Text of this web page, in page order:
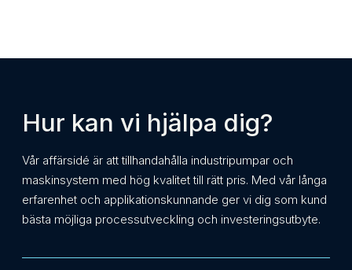
Hur kan vi hjälpa dig?
Vår affärsidé är att tillhandahålla industripumpar och
maskinsystem med hög kvalitet till rätt pris. Med vår långa
erfarenhet och applikationskunnande ger vi dig som kund
bästa möjliga processutveckling och investeringsutbyte.